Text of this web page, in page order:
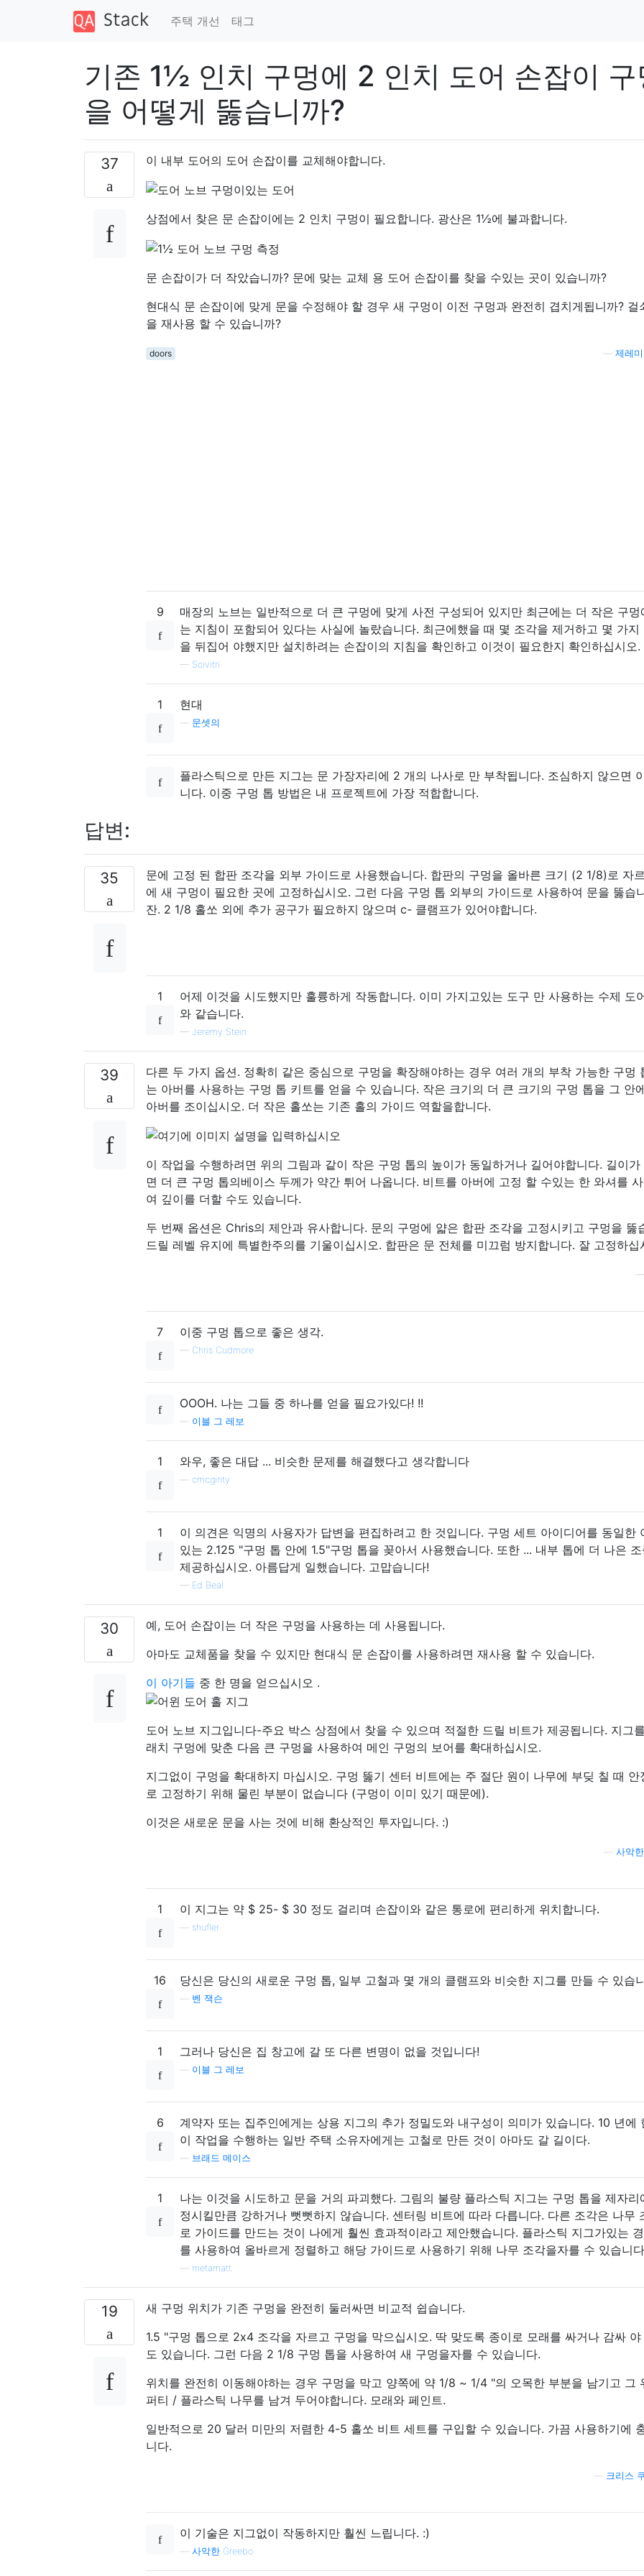
주택 개선 태그
기존 1½ 인치 구멍에 2 인치 도어 손잡이 구
을 어떻게 뚫습니까?
37 이 내부 도어의 도어 손잡이를 교체해야합니다.
상점에서 찾은 문 손잡이에는 2 인치 구멍이 필요합니다. 광산은 1½에 불과합니다.
문 손잡이가 더 작았습니까? 문에 맞는 교체 용 도어 손잡이를 찾을 수있는 곳이 있습니까?
현대식 문 손잡이에 맞게 문을 수정해야 할 경우 새 구멍이 이전 구멍과 완전히 겹치게됩니까? 걸
을 재사용 할 수 있습니까?
doors
제레
9
매장의 노브는 일반적으로 더 큰 구멍에 맞게 사전 구성되어 있지만 최근에는 더 작은 구멍
는 지침이 포함되어 있다는 사실에 놀랐습니다. 최근에했을 때 몇 조각을 제거하고 몇 가지
을 뒤집어 야했지만 설치하려는 손잡이의 지침을 확인하고 이것이 필요한지 확인하십시오.
— Scivitri
1 현대
문셋의
플라스틱으로 만든 지그는 문 가장자리에 2 개의 나사로 만 부착됩니다. 조심하지 않으면
니다. 이중 구멍 톱 방법은 내 프로젝트에 가장 적합합니다.
답변:
35
문에 고정 된 합판 조각을 외부 가이드로 사용했습니다. 합판의 구멍을 올바른 크기 (2 1/8)로 자
에 새 구멍이 필요한 곳에 고정하십시오. 그런 다음 구멍 톱 외부의 가이드로 사용하여 문을 뚫습
잔. 2 1/8 홀쏘 외에 추가 공구가 필요하지 않으며 c- 클램프가 있어야합니다.
1
어제 이것을 시도했지만 훌륭하게 작동합니다. 이미 가지고있는 도구 만 사용하는 수제 도
와 같습니다.
— Jeremy Stein
39
다른 두 가지 옵션. 정확히 같은 중심으로 구멍을 확장해야하는 경우 여러 개의 부착 가능한 구멍
는 아버를 사용하는 구멍 톱 키트를 얻을 수 있습니다. 작은 크기의 더 큰 크기의 구멍 톱을 그 안
아버를 조이십시오. 더 작은 홀쏘는 기존 홀의 가이드 역할을합니다.
이 작업을 수행하려면 위의 그림과 같이 작은 구멍 톱의 높이가 동일하거나 길어야합니다. 길이가
면 더 큰 구멍 톱의베이스 두께가 약간 튀어 나옵니다. 비트를 아버에 고정 할 수있는 한 와셔를
여 깊이를 더할 수도 있습니다.
두 번째 옵션은 Chris의 제안과 유사합니다. 문의 구멍에 얇은 합판 조각을 고정시키고 구멍을 뚫
드릴 레벨 유지에 특별한주의를 기울이십시오. 합판은 문 전체를 미끄럼 방지합니다. 잘 고정하십
7 이중 구멍 톱으로 좋은 생각.
— Chris Cudmore
OOOH. 나는 그들 중 하나를 얻을 필요가있다! !!
이블 그 레보
1 와우, 좋은 대답 ... 비슷한 문제를 해결했다고 생각합니다
cmcginty
1
이 의견은 익명의 사용자가 답변을 편집하려고 한 것입니다. 구멍 세트 아이디어를 동일한
있는 2.125 "구멍 톱 안에 1.5"구멍 톱을 꽂아서 사용했습니다. 또한 ... 내부 톱에 더 나은
제공하십시오. 아름답게 일했습니다. 고맙습니다!
— Ed Beal
30
예, 도어 손잡이는 더 작은 구멍을 사용하는 데 사용됩니다.
아마도 교체품을 찾을 수 있지만 현대식 문 손잡이를 사용하려면 재사용 할 수 있습니다.
이 아기들 중 한 명을 얻으십시오 .
도어 노브 지그입니다-주요 박스 상점에서 찾을 수 있으며 적절한 드릴 비트가 제공됩니다. 지그
래치 구멍에 맞춘 다음 큰 구멍을 사용하여 메인 구멍의 보어를 확대하십시오.
지그없이 구멍을 확대하지 마십시오. 구멍 뚫기 센터 비트에는 주 절단 원이 나무에 부딪 칠 때 안
로 고정하기 위해 물린 부분이 없습니다 (구멍이 이미 있기 때문에).
이것은 새로운 문을 사는 것에 비해 환상적인 투자입니다. :)
사악
1 이 지그는 약 $ 25- $ 30 정도 걸리며 손잡이와 같은 통로에 편리하게 위치합니다.
shufler
16 당신은 당신의 새로운 구멍 톱, 일부 고철과 몇 개의 클램프와 비슷한 지그를 만들 수 있습
벤 잭슨
1 그러나 당신은 집 창고에 갈 또 다른 변명이 없을 것입니다!
이블 그 레보
6
계약자 또는 집주인에게는 상용 지그의 추가 정밀도와 내구성이 의미가 있습니다. 10 년에
이 작업을 수행하는 일반 주택 소유자에게는 고철로 만든 것이 아마도 갈 길이다.
브래드 메이스
1
나는 이것을 시도하고 문을 거의 파괴했다. 그림의 불량 플라스틱 지그는 구멍 톱을 제자리
정시킬만큼 강하거나 뻣뻣하지 않습니다. 센터링 비트에 따라 다릅니다. 다른 조각은 나무
로 가이드를 만드는 것이 나에게 훨씬 효과적이라고 제안했습니다. 플라스틱 지그가있는
를 사용하여 올바르게 정렬하고 해당 가이드로 사용하기 위해 나무 조각을자를 수 있습니
metamatt
19
새 구멍 위치가 기존 구멍을 완전히 둘러싸면 비교적 쉽습니다.
1.5 "구멍 톱으로 2x4 조각을 자르고 구멍을 막으십시오. 딱 맞도록 종이로 모래를 싸거나 감싸 야
도 있습니다. 그런 다음 2 1/8 구멍 톱을 사용하여 새 구멍을자를 수 있습니다.
위치를 완전히 이동해야하는 경우 구멍을 막고 양쪽에 약 1/8 ~ 1/4 "의 오목한 부분을 남기고 그
퍼티 / 플라스틱 나무를 남겨 두어야합니다. 모래와 페인트.
일반적으로 20 달러 미만의 저렴한 4-5 홀쏘 비트 세트를 구입할 수 있습니다. 가끔 사용하기에
니다.
크리스
이 기술은 지그없이 작동하지만 훨씬 느립니다. :)
사악한 Greebo